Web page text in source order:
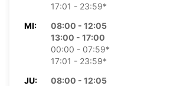
17:01 - 23:59*
MI:
08:00 - 12:05
13:00 - 17:00
00:00 - 07:59*
17:01 - 23:59*
JU:
08:00 - 12:05